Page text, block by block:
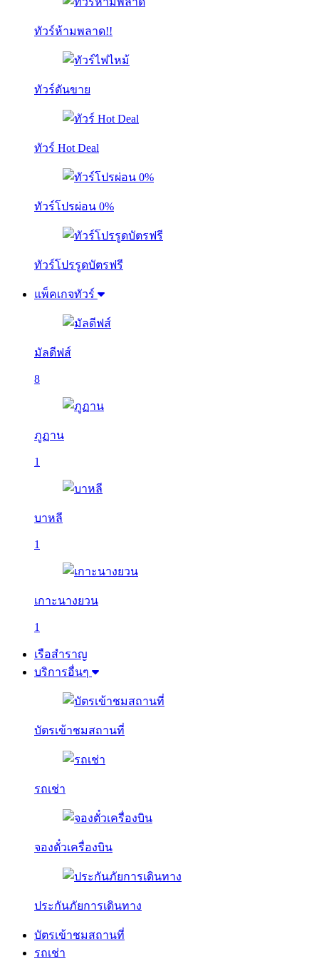
ทัวร์ห้ามพลาด!!
ทัวร์ดันขาย
ทัวร์ Hot Deal
ทัวร์โปรผ่อน 0%
ทัวร์โปรรูดบัตรฟรี
แพ็คเกจทัวร์
มัลดีฟส์
8
ภูฏาน
1
บาหลี
1
เกาะนางยวน
1
เรือสำราญ
บริการอื่นๆ
บัตรเข้าชมสถานที่
รถเช่า
จองตั๋วเครื่องบิน
ประกันภัยการเดินทาง
บัตรเข้าชมสถานที่
รถเช่า